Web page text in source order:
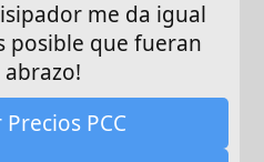
me da igual
posible que fueran
PCC